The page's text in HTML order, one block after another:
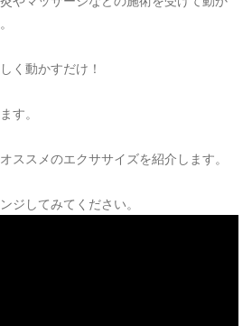
く動かすだけ！
す。
ススメのエクササイズを紹介します。
ジしてみてください。